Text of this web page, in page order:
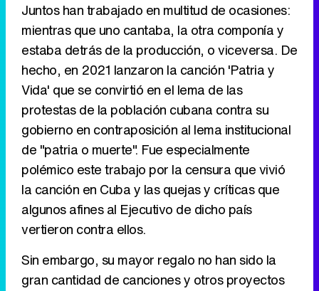
Juntos han trabajado en multitud de ocasiones:
mientras que uno cantaba, la otra componía y
estaba detrás de la producción, o viceversa. De
hecho, en 2021 lanzaron la canción 'Patria y
Vida' que se convirtió en el lema de las
protestas de la población cubana contra su
gobierno en contraposición al lema institucional
de "patria o muerte". Fue especialmente
polémico este trabajo por la censura que vivió
la canción en Cuba y las quejas y críticas que
algunos afines al Ejecutivo de dicho país
vertieron contra ellos.
Sin embargo, su mayor regalo no han sido la
gran cantidad de canciones y otros proyectos